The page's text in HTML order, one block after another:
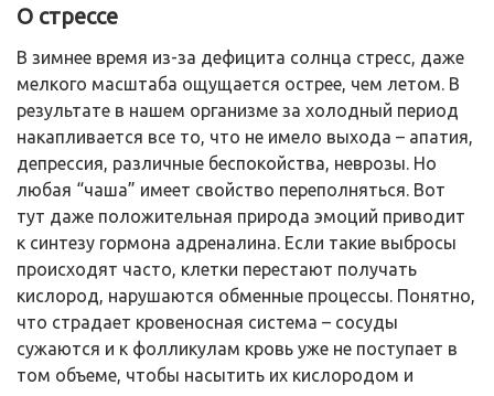
О стрессе
В зимнее время из-за дефицита солнца стресс, даже
мелкого масштаба ощущается острее, чем летом. В
результате в нашем организме за холодный период
накапливается все то, что не имело выхода – апатия,
депрессия, различные беспокойства, неврозы. Но
любая “чаша” имеет свойство переполняться. Вот
тут даже положительная природа эмоций приводит
к синтезу гормона адреналина. Если такие выбросы
происходят часто, клетки перестают получать
кислород, нарушаются обменные процессы. Понятно,
что страдает кровеносная система – сосуды
сужаются и к фолликулам кровь уже не поступает в
том объеме, чтобы насытить их кислородом и